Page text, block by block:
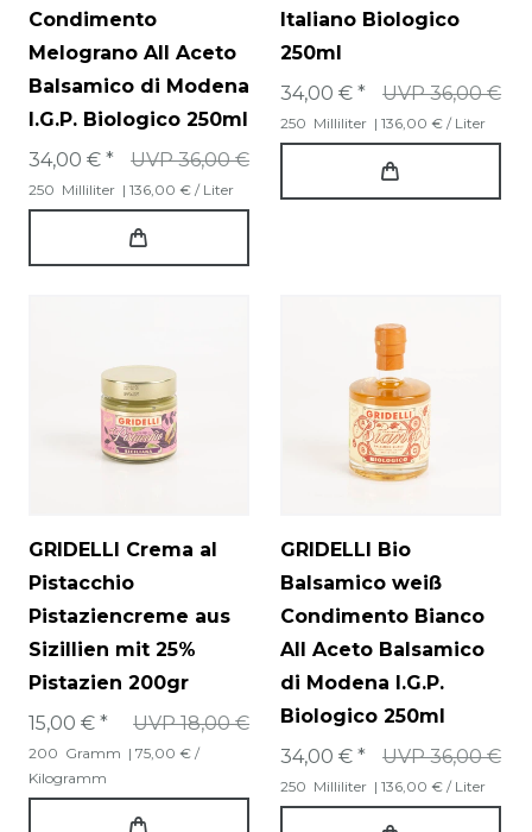
Condimento
Melograno All Aceto
Balsamico di Modena
I.G.P. Biologico 250ml
UVP 36,00 €
34,00 € *
250 Milliliter | 136,00 € / Liter
Italiano Biologico
250ml
UVP 36,00 €
34,00 € *
250 Milliliter | 136,00 € / Liter
GRIDELLI Crema al
Pistacchio
Pistaziencreme aus
Sizillien mit 25%
Pistazien 200gr
UVP 18,00 €
15,00 € *
200 Gramm | 75,00 € /
Kilogramm
GRIDELLI Bio
Balsamico weiß
Condimento Bianco
All Aceto Balsamico
di Modena I.G.P.
Biologico 250ml
UVP 36,00 €
34,00 € *
250 Milliliter | 136,00 € / Liter